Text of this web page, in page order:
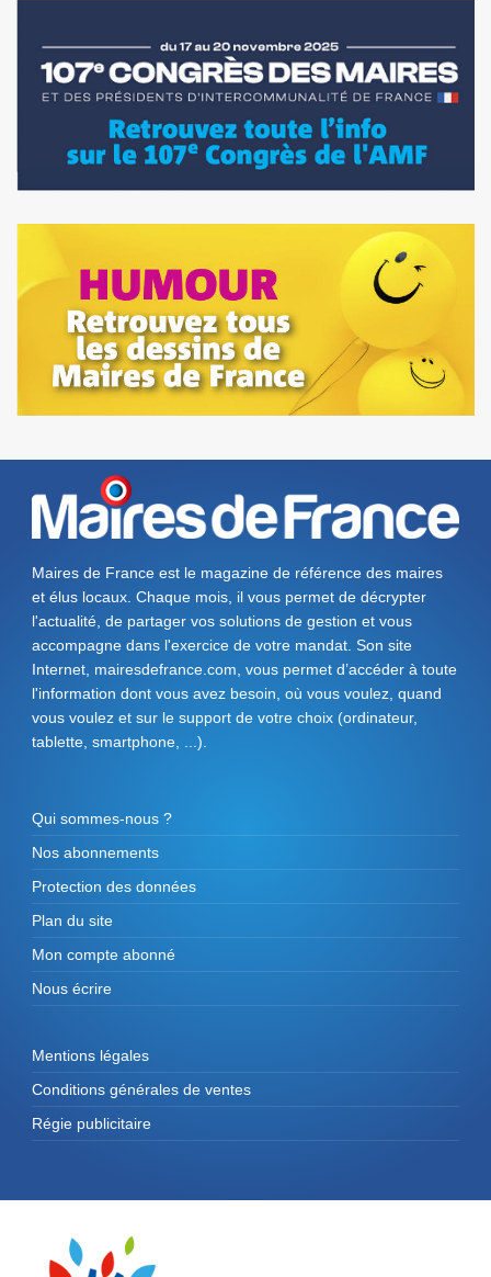
Maires de France est le magazine de référence des maires
et élus locaux. Chaque mois, il vous permet de décrypter
l'actualité, de partager vos solutions de gestion et vous
accompagne dans l'exercice de votre mandat. Son site
Internet, mairesdefrance.com, vous permet d’accéder à toute
l'information dont vous avez besoin, où vous voulez, quand
vous voulez et sur le support de votre choix (ordinateur,
tablette, smartphone, ...).
Qui sommes-nous ?
Nos abonnements
Protection des données
Plan du site
Mon compte abonné
Nous écrire
Mentions légales
Conditions générales de ventes
Régie publicitaire